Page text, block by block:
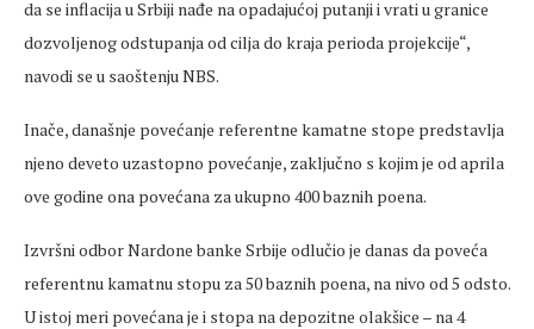
da se inflacija u Srbiji nađe na opadajućoj putanji i vrati u granice
dozvoljenog odstupanja od cilja do kraja perioda projekcije“,
navodi se u saoštenju NBS.
Inače, današnje povećanje referentne kamatne stope predstavlja
njeno deveto uzastopno povećanje, zaključno s kojim je od aprila
ove godine ona povećana za ukupno 400 baznih poena.
Izvršni odbor Nardone banke Srbije odlučio je danas da poveća
referentnu kamatnu stopu za 50 baznih poena, na nivo od 5 odsto.
U istoj meri povećana je i stopa na depozitne olakšice – na 4